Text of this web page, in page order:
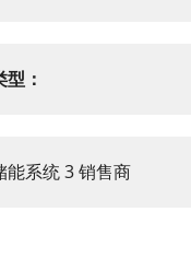
型：
能系统 3 销售商